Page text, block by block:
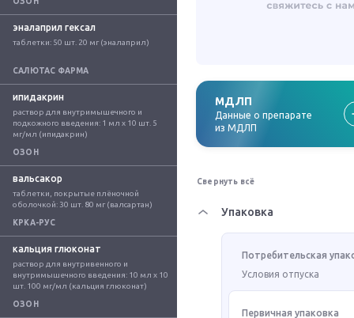
эналаприл гексал
таблетки: 50 шт. 20 мг (эналаприл)
САЛЮТАС ФАРМА
ипидакрин
раствор для внутримышечного и
подкожного введения: 1 мл x 10 шт. 5
мг/мл (ипидакрин)
ОЗОН
вальсакор
таблетки, покрытые плёночной
оболочкой: 30 шт. 80 мг (валсартан)
КРКА-РУС
кальция глюконат
раствор для внутривенного и
внутримышечного введения: 10 мл x 10
шт. 100 мг/мл (кальция глюконат)
ОЗОН
МДЛП
Данные о препарате
из МДЛП
Свернуть всё
Упаковка
Потребительская
Условия отпуска
Первичная упаковка